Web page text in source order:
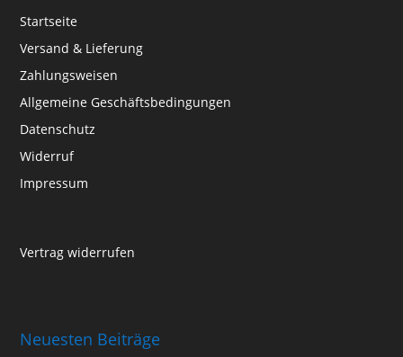
Startseite
Versand & Lieferung
Zahlungsweisen
Allgemeine Geschäftsbedingungen
Datenschutz
Widerruf
Impressum
Vertrag widerrufen
Neuesten Beiträge